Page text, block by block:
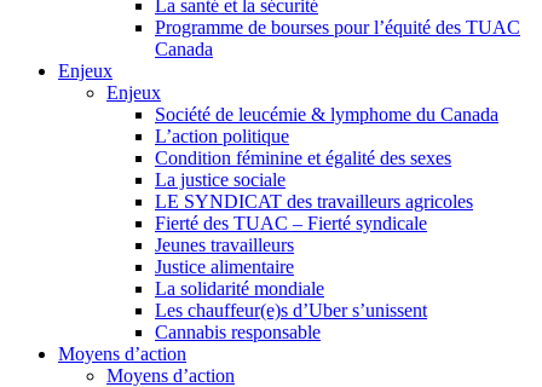
La santé et la sécurité
Programme de bourses pour l’équité des TUAC
Canada
Enjeux
Enjeux
Société de leucémie & lymphome du Canada
L’action politique
Condition féminine et égalité des sexes
La justice sociale
LE SYNDICAT des travailleurs agricoles
Fierté des TUAC – Fierté syndicale
Jeunes travailleurs
Justice alimentaire
La solidarité mondiale
Les chauffeur(e)s d’Uber s’unissent
Cannabis responsable
Moyens d’action
Moyens d’action